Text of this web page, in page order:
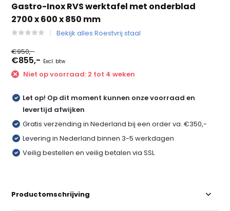
Gastro-Inox RVS werktafel met onderblad
2700 x 600 x 850 mm
Bekijk alles Roestvrij staal
€950,-
€855,- Excl. btw
Niet op voorraad: 2 tot 4 weken
Let op! Op dit moment kunnen onze voorraad en
levertijd afwijken
Gratis verzending in Nederland bij een order va. €350,-
Levering in Nederland binnen 3-5 werkdagen
Veilig bestellen en veilig betalen via SSL
Productomschrijving